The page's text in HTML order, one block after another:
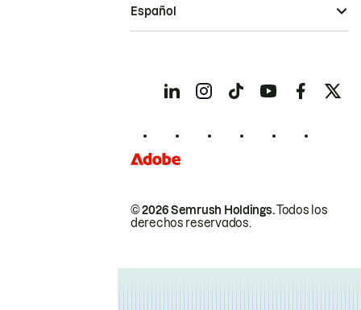
© 2026 Semrush Holdings.Todos los
derechos reservados.
Español